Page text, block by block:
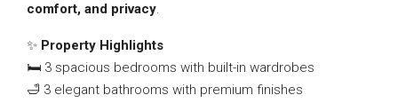
comfort, and privacy.
✨ Property Highlights
🛏️ 3 spacious bedrooms with built-in wardrobes
🛁 3 elegant bathrooms with premium finishes